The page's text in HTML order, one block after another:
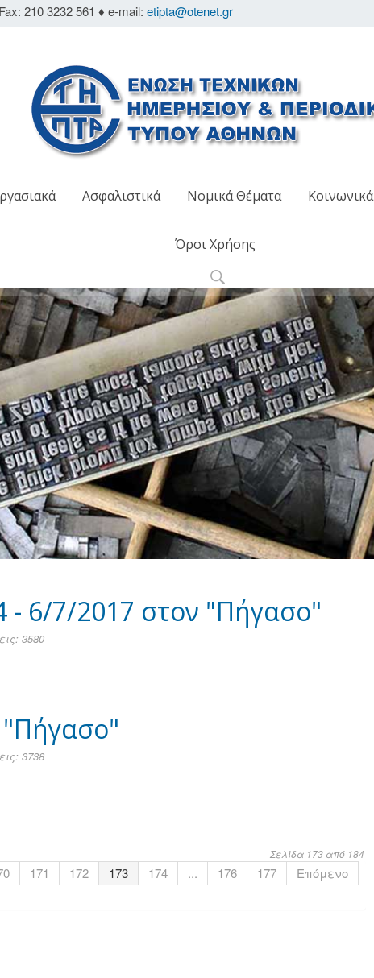
Fax: 210 3232 561 ♦ e-mail: etipta@otenet.gr
Ασφαλιστικά Νομικά Θέματα Κοινωνικά
Όροι Χρήσης
- 6/7/2017 στον "Πήγασο"
3580
3738
Σελίδα 173 από 184
171 172 173 174 ... 176 177
Επόμενο